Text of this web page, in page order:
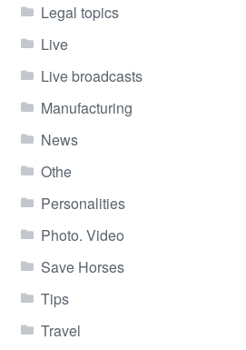
Legal topics
Live
Live broadcasts
Manufacturing
News
Othe
Personalities
Photo. Video
Save Horses
Tips
Travel